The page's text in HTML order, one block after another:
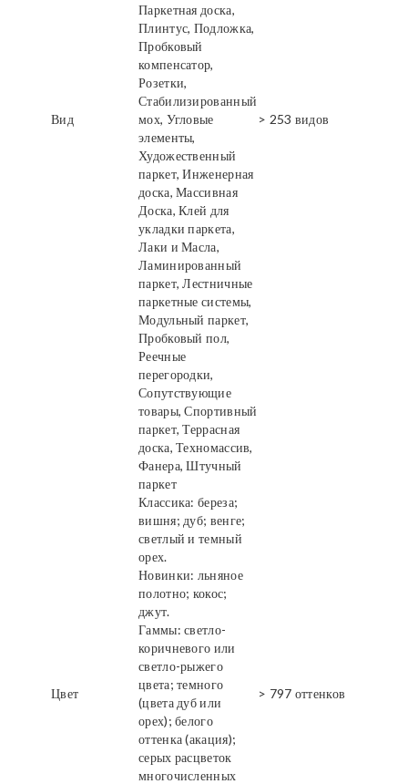
Вид
Паркетная доска,
Плинтус, Подложка,
Пробковый
компенсатор,
Розетки,
Стабилизированный
мох, Угловые
элементы,
Художественный
паркет, Инженерная
доска, Массивная
Доска, Клей для
укладки паркета,
Лаки и Масла,
Ламинированный
паркет, Лестничные
паркетные системы,
Модульный паркет,
Пробковый пол,
Реечные
перегородки,
Сопутствующие
товары, Спортивный
паркет, Террасная
доска, Техномассив,
Фанера, Штучный
паркет
> 253 видов
Цвет
Классика: береза;
вишня; дуб; венге;
светлый и темный
орех.
Новинки: льняное
полотно; кокос;
джут.
Гаммы: светло-
коричневого или
светло-рыжего
цвета; темного
(цвета дуб или
орех); белого
оттенка (акация);
серых расцветок
многочисленных
> 797 оттенков